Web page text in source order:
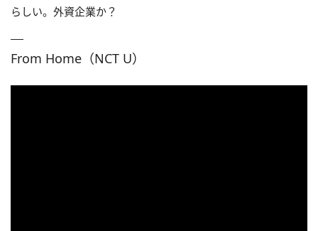
らしい。外資企業か？
From Home（NCT U）